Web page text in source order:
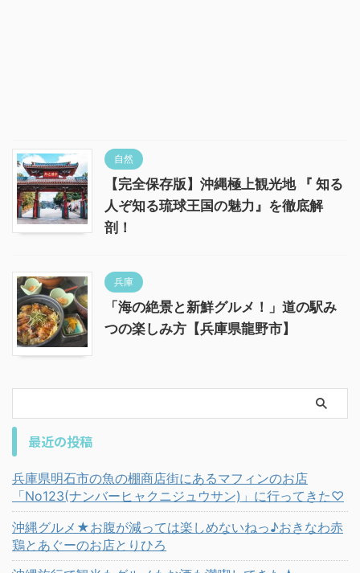
自然
【完全保存版】沖縄極上観光地 『 知る
人ぞ知る琉球王国の魅力』を徹底解
剖！
兵庫
「海の絶景と新鮮グルメ！」道の駅み
つの楽しみ方【兵庫県龍野市】
最近の投稿
兵庫県明石市の魚の棚商店街にあるマフィンのお店
「No123(ナンバーヒャクニジュウサン)」に行ってきた♡
沖縄グルメ★お腹が減っては楽しめないねっ♪おきなわ赤
鶏とあぐーのお店とりひろ